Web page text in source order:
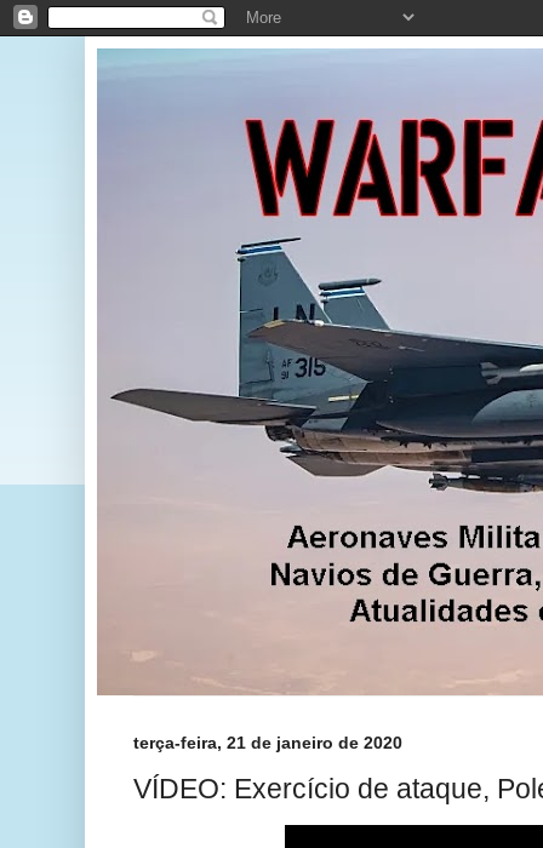
terça-feira, 21 de janeiro de 2020
VÍDEO: Exercício de ataque,